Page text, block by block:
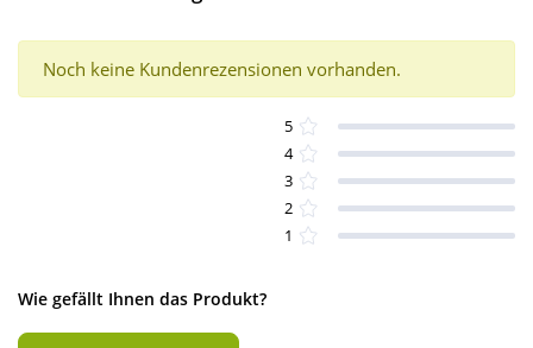
Noch keine Kundenrezensionen vorhanden.
5
4
3
2
1
Wie gefällt Ihnen das Produkt?